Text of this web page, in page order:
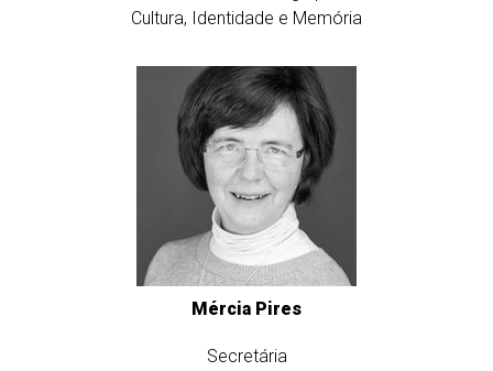
Cultura, Identidade e Memória
Mércia Pires
Secretária